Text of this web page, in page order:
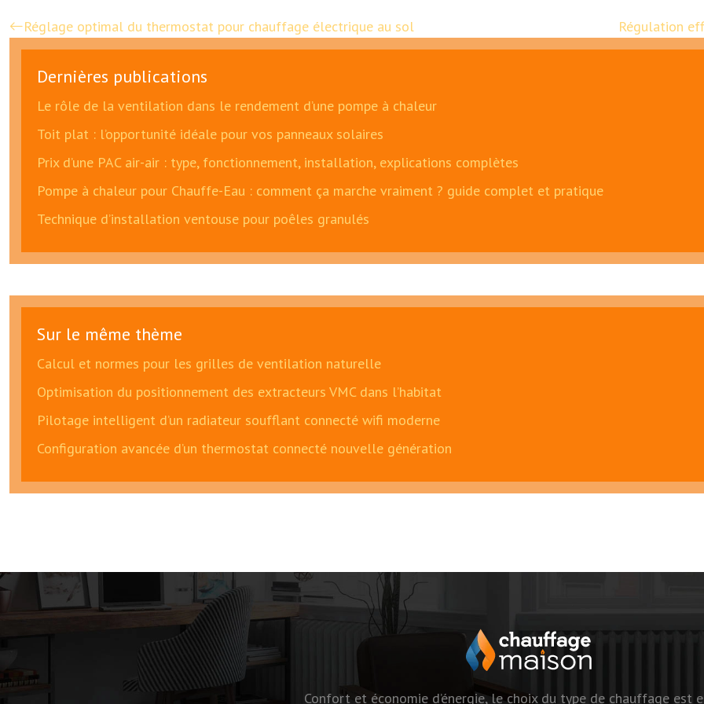
Réglage optimal du thermostat pour chauffage électrique au sol
Régulation
Dernières publications
Le rôle de la ventilation dans le rendement d’une pompe à chaleur
Toit plat : l’opportunité idéale pour vos panneaux solaires
Prix d’une PAC air-air : type, fonctionnement, installation, explications complètes
Pompe à chaleur pour Chauffe-Eau : comment ça marche vraiment ? guide complet et pratique
Technique d’installation ventouse pour poêles granulés
Sur le même thème
Calcul et normes pour les grilles de ventilation naturelle
Optimisation du positionnement des extracteurs VMC dans l’habitat
Pilotage intelligent d’un radiateur soufflant connecté wifi moderne
Configuration avancée d’un thermostat connecté nouvelle génération
Confort et économie d’énergie, le choix du type de chauffage est